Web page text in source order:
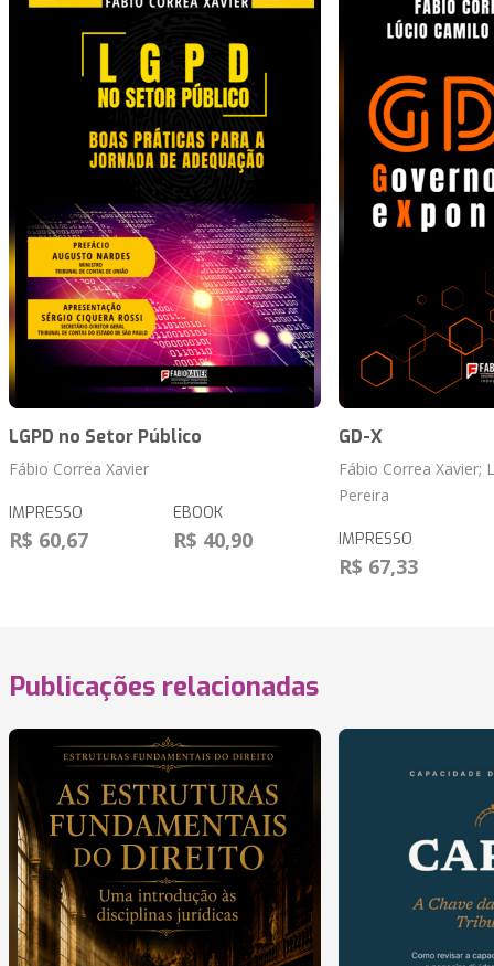
LGPD no Setor Público
Fábio Correa Xavier
IMPRESSO
R$ 60,67
EBOOK
R$ 40,90
GD-X
Fábio Correa Xavier;
Pereira
IMPRESSO
R$ 67,33
Publicações relacionadas